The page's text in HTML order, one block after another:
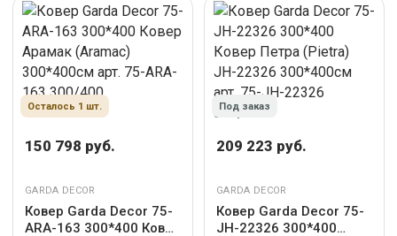
Осталось 1 шт.
150 798 руб.
GARDA DECOR
Ковер Garda Decor 75-
ARA-163 300*400 Ковер
Под заказ
209 223 руб.
GARDA DECOR
Ковер Garda Decor 75-
JH-22326 300*400